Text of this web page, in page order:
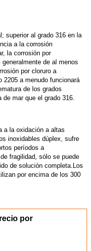
superior al grado 316 en la
a la corrosión
la corrosión por
de al menos
por cloruro a
2205 a menudo funcionará
de los grados
mar que el grado 316.
a la oxidación a altas
inoxidables dúplex, sufre
períodos a
fragilidad, sólo se puede
de solución completa.Los
por encima de los 300
por